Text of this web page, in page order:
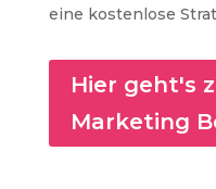
eine kostenlose
Hier geht's
Marketing